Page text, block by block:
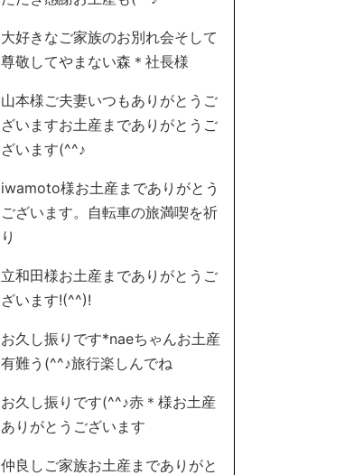
大好きなご家族のお別れ会そして
尊敬してやまない森＊社長様
山本様ご夫妻いつもありがとうご
ざいますお土産までありがとうご
ざいます(^^♪
iwamoto様お土産までありがとう
ございます。自転車の旅満喫を祈
り
立和田様お土産までありがとうご
ざいます!(^^)!
お久し振りです*naeちゃんお土産
有難う(^^♪旅行楽しんでね
お久し振りです(^^♪赤＊様お土産
ありがとうございます
仲良しご家族お土産までありがと